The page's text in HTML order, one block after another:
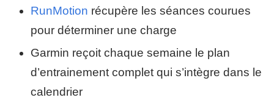
RunMotion récupère les séances courues
pour déterminer une charge
Garmin reçoit chaque semaine le plan
d’entrainement complet qui s’intègre dans le
calendrier